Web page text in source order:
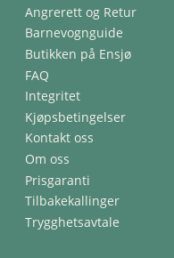
Angrerett og Retur
Barnevognguide
Butikken på Ensjø
FAQ
Integritet
Kjøpsbetingelser
Kontakt oss
Om oss
Prisgaranti
Tilbakekallinger
Trygghetsavtale